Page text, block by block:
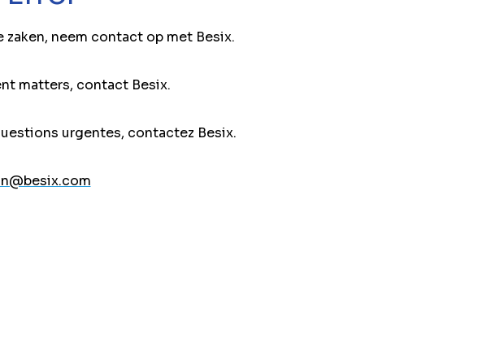
neem contact op met Besix.
matters, contact Besix.
urgentes, contactez Besix.